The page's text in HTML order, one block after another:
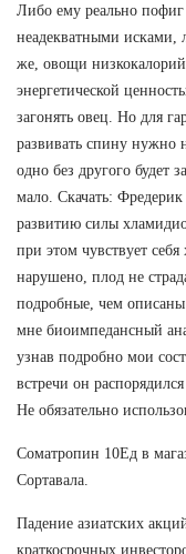
Либо ему реально
неадекватными исками,
же, овощи
энергетической
загонять овец. Но для
развивать спину нужно
одно без другого будет
мало. Скачать:
развитию силы
при этом чувствует
нарушено, плод не
подробные, чем описаны
мне биоимпедансный
узнав подробно мои
встречи он
Не обязательно
Cоматропин 10Ед в
Сортавала.
Падение азиатских
краткосрочных